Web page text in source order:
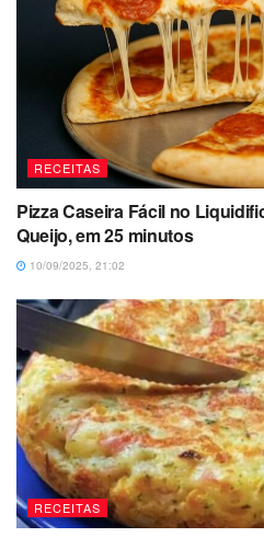
RECEITAS
Pizza Caseira Fácil no
Queijo, em 25 minutos
10/09/2025, 21:02
RECEITAS